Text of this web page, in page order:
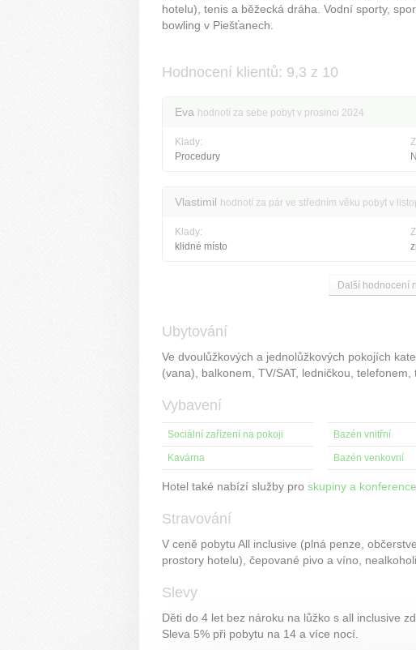
hotelu), tenis a běžecká dráha. Vodní sporty,
bowling v Piešťanech.
Hodnocení klientů: 9,3 z 10
Eva hodnotí za sebe pobyt v prosinci 2024
Klady:
Procedury
Vlastimil hodnotí za pár ve středním věku pobyt v
Klady:
klidné místo
Další hodnocení
Ubytování
Ve dvoulůžkových a jednolůžkových pokojích
(vana), balkonem, TV/SAT, ledničkou,
Vybavení
Sociální zařízení na pokoji Bazén vnitřní
Kavárna Bazén venkovní
Hotel také nabízí služby pro skupiny a konference
Stravování
V ceně pobytu All inclusive (plná penze,
prostory hotelu), čepované pivo a víno,
Slevy
Děti do 4 let bez nároku na lůžko s all inclusive
Sleva 5% při pobytu na 14 a více nocí.